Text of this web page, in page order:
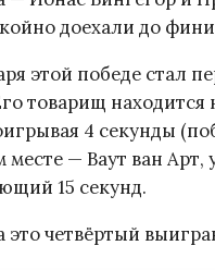
доехали до
этой победе стал
товарищ находится
4 секунды
месте — Ваут ван
15 секунд.
четвёртый